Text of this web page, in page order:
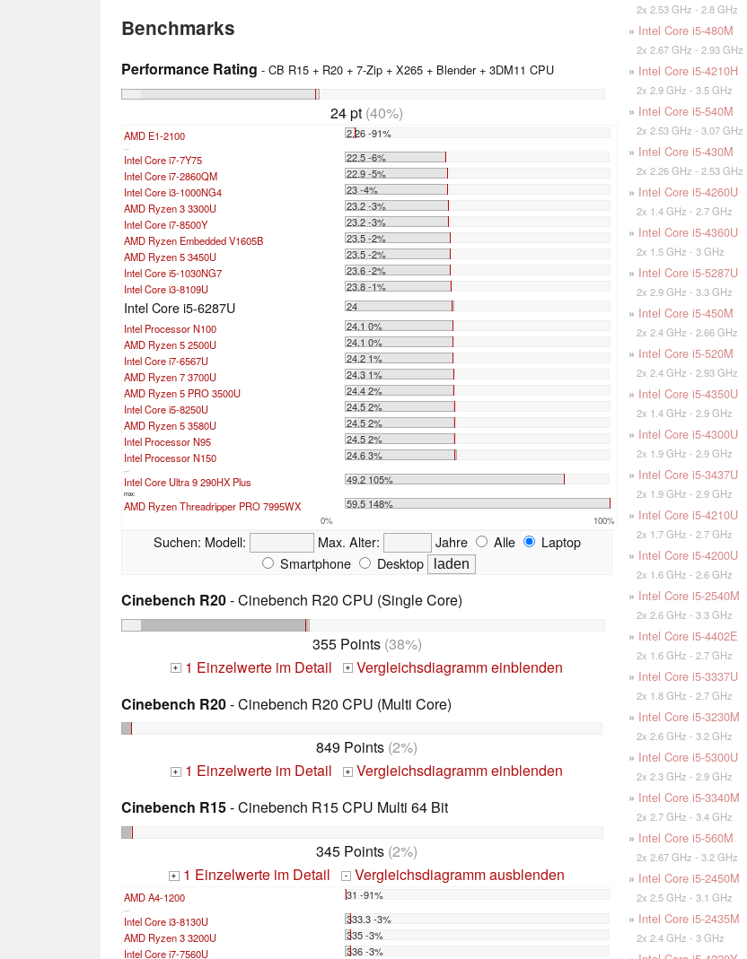
Benchmarks
Performance Rating - CB R15 + R20 + 7-Zip + X265 + Blender + 3DM11 CPU
24 pt (40%)
AMD E1-2100 2.26 -91%
Intel Core i7-7Y75
22.5 -6%
Intel Core i7-2860QM
22.9 -5%
Intel Core i3-1000NG4
23 -4%
AMD Ryzen 3 3300U
23.2 -3%
Intel Core i7-8500Y
23.2 -3%
AMD Ryzen Embedded V1605B
23.5 -2%
AMD Ryzen 5 3450U
23.5 -2%
Intel Core i5-1030NG7
23.6 -2%
Intel Core i3-8109U
23.8 -1%
Intel Core i5-6287U
24
Intel Processor N100
24.1 0%
AMD Ryzen 5 2500U
24.1 0%
Intel Core i7-6567U
24.2 1%
AMD Ryzen 7 3700U
24.3 1%
AMD Ryzen 5 PRO 3500U
24.4 2%
Intel Core i5-8250U
24.5 2%
AMD Ryzen 5 3580U
24.5 2%
Intel Processor N95
24.5 2%
Intel Processor N150
24.6 3%
Intel Core Ultra 9 290HX Plus 49.2 105%
max:
AMD Ryzen Threadripper PRO 7995WX 59.5 148%
0% 100%
Suchen: Modell: Max. Alter: Jahre Alle
Laptop
Smartphone
Desktop
Cinebench R20- Cinebench R20 CPU (Single Core)
355 Points(38%)
+ 1 Einzelwerte im Detail +
Vergleichsdiagramm einblenden
Cinebench R20- Cinebench R20 CPU (Multi Core)
849 Points (2%)
+ 1 Einzelwerte im Detail +
Vergleichsdiagramm einblenden
Cinebench R15- Cinebench R15 CPU Multi 64 Bit
345 Points (2%)
+ 1 Einzelwerte im Detail - Vergleichsdiagramm ausblenden
AMD A4-1200 31 -91%
...
Intel Core i3-8130U
333.3 -3%
AMD Ryzen 3 3200U
335 -3%
Intel Core i7-7560U
336 -3%
2x 2.53 GHz - 2.8 GHz
» Intel Core i5-480M
2x 2.67 GHz - 2.93 GHz
» Intel Core i5-4210H
2x 2.9 GHz - 3.5 GHz
» Intel Core i5-540M
2x 2.53 GHz - 3.07 GHz
» Intel Core i5-430M
2x 2.26 GHz - 2.53 GHz
» Intel Core i5-4260U
2x 1.4 GHz - 2.7 GHz
» Intel Core i5-4360U
2x 1.5 GHz - 3 GHz
» Intel Core i5-5287U
2x 2.9 GHz - 3.3 GHz
» Intel Core i5-450M
2x 2.4 GHz - 2.66 GHz
» Intel Core i5-520M
2x 2.4 GHz - 2.93 GHz
» Intel Core i5-4350U
2x 1.4 GHz - 2.9 GHz
» Intel Core i5-4300U
2x 1.9 GHz - 2.9 GHz
» Intel Core i5-3437U
2x 1.9 GHz - 2.9 GHz
» Intel Core i5-4210U
2x 1.7 GHz - 2.7 GHz
» Intel Core i5-4200U
2x 1.6 GHz - 2.6 GHz
» Intel Core i5-2540M
2x 2.6 GHz - 3.3 GHz
» Intel Core i5-4402E
2x 1.6 GHz - 2.7 GHz
» Intel Core i5-3337U
2x 1.8 GHz - 2.7 GHz
» Intel Core i5-3230M
2x 2.6 GHz - 3.2 GHz
» Intel Core i5-5300U
2x 2.3 GHz - 2.9 GHz
» Intel Core i5-3340M
2x 2.7 GHz - 3.4 GHz
» Intel Core i5-560M
2x 2.67 GHz - 3.2 GHz
» Intel Core i5-2450M
2x 2.5 GHz - 3.1 GHz
» Intel Core i5-2435M
2x 2.4 GHz - 3 GHz